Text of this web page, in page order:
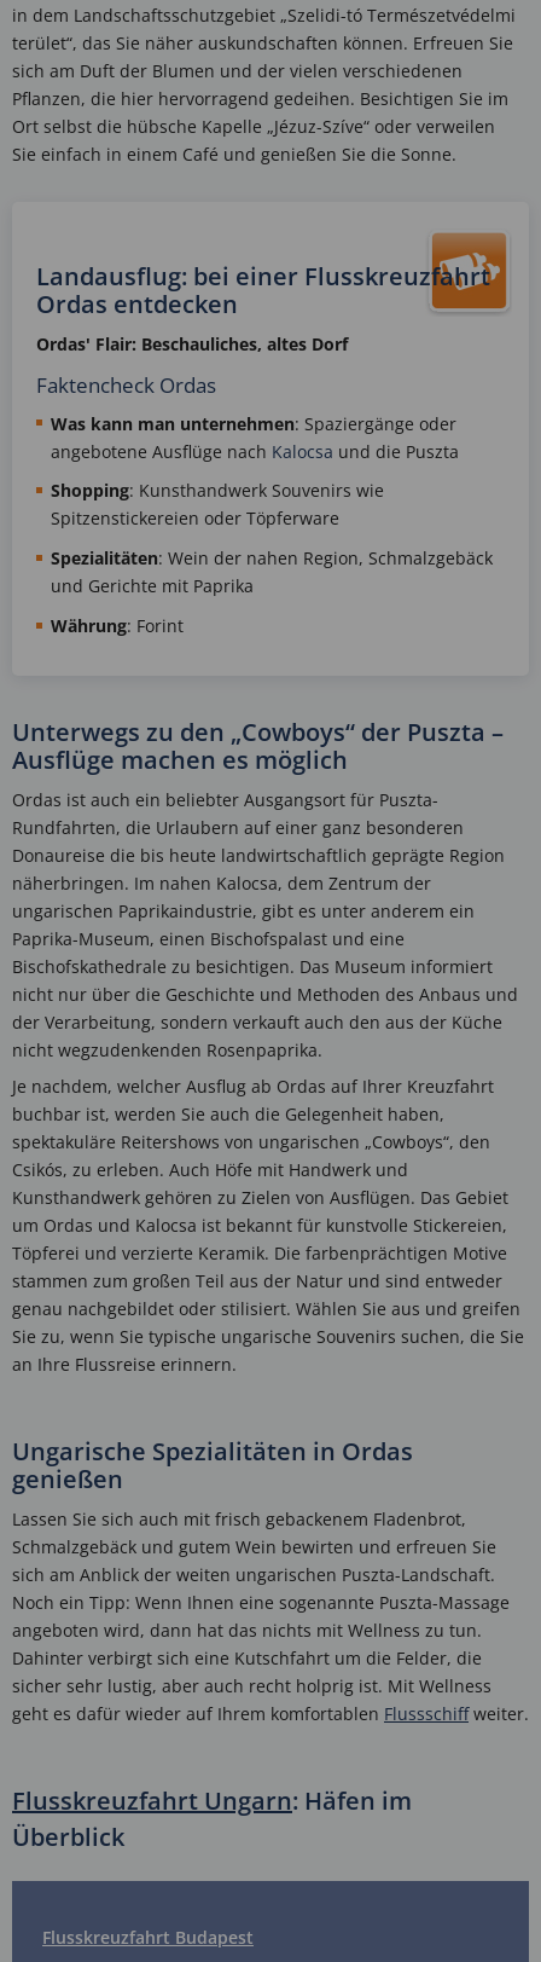
in dem Landschaftsschutzgebiet „Szelidi-tó Természetvédelmi
terület“, das Sie näher auskundschaften können. Erfreuen Sie
sich am Duft der Blumen und der vielen verschiedenen
Pflanzen, die hier hervorragend gedeihen. Besichtigen Sie im
Ort selbst die hübsche Kapelle „Jézuz-Szíve“ oder verweilen
Sie einfach in einem Café und genießen Sie die Sonne.
Landausflug: bei einer Flusskreuzfahrt
Ordas entdecken
Ordas' Flair: Beschauliches, altes Dorf
Faktencheck Ordas
Was kann man unternehmen: Spaziergänge oder
angebotene Ausflüge nach Kalocsa und die Puszta
Shopping: Kunsthandwerk Souvenirs wie
Spitzenstickereien oder Töpferware
Spezialitäten: Wein der nahen Region, Schmalzgebäck
und Gerichte mit Paprika
Währung: Forint
Unterwegs zu den „Cowboys“ der Puszta –
Ausflüge machen es möglich
Ordas ist auch ein beliebter Ausgangsort für Puszta-
Rundfahrten, die Urlaubern auf einer ganz besonderen
Donaureise die bis heute landwirtschaftlich geprägte Region
näherbringen. Im nahen Kalocsa, dem Zentrum der
ungarischen Paprikaindustrie, gibt es unter anderem ein
Paprika-Museum, einen Bischofspalast und eine
Bischofskathedrale zu besichtigen. Das Museum informiert
nicht nur über die Geschichte und Methoden des Anbaus und
der Verarbeitung, sondern verkauft auch den aus der Küche
nicht wegzudenkenden Rosenpaprika.
Je nachdem, welcher Ausflug ab Ordas auf Ihrer Kreuzfahrt
buchbar ist, werden Sie auch die Gelegenheit haben,
spektakuläre Reitershows von ungarischen „Cowboys“, den
Csikós, zu erleben. Auch Höfe mit Handwerk und
Kunsthandwerk gehören zu Zielen von Ausflügen. Das Gebiet
um Ordas und Kalocsa ist bekannt für kunstvolle Stickereien,
Töpferei und verzierte Keramik. Die farbenprächtigen Motive
stammen zum großen Teil aus der Natur und sind entweder
genau nachgebildet oder stilisiert. Wählen Sie aus und greifen
Sie zu, wenn Sie typische ungarische Souvenirs suchen, die Sie
an Ihre Flussreise erinnern.
Ungarische Spezialitäten in Ordas
genießen
Lassen Sie sich auch mit frisch gebackenem Fladenbrot,
Schmalzgebäck und gutem Wein bewirten und erfreuen Sie
sich am Anblick der weiten ungarischen Puszta-Landschaft.
Noch ein Tipp: Wenn Ihnen eine sogenannte Puszta-Massage
angeboten wird, dann hat das nichts mit Wellness zu tun.
Dahinter verbirgt sich eine Kutschfahrt um die Felder, die
sicher sehr lustig, aber auch recht holprig ist. Mit Wellness
geht es dafür wieder auf Ihrem komfortablen Flussschiffweiter.
Flusskreuzfahrt Ungarn: Häfen im
Überblick
Flusskreuzfahrt Budapest